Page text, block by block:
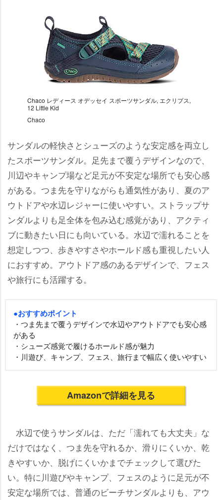
Chaco レディース オデッセイ スポーツサンダル, エクリプス,
12 Little Kid
Chaco
サンダルの軽快さとシューズのような安定感を両立し
たスポーツサンダル。足先まで覆うデザインなので、
川辺やキャンプ場など足元が不安定な場所でも安心感
がある。つま先を守りながらも通気性があり、夏のア
ウトドアや水辺レジャーに使いやすい。ストラップサ
ンダルよりも足全体を包み込む感覚があり、アクティ
ブに動きたい日にも向いている。水辺で濡れることを
想定しつつ、歩きやすさやホールド感も重視したい人
におすすめ。アウトドア感のあるデザインで、フェス
旅行にも活躍する。
●おすすめポイント
・つま先まで覆うデザインで水辺やアウトドアでも安心感
がある
・シューズ感覚で履けるホールド感が魅力
・川遊び、キャンプ、フェス、旅行まで幅広く使いやすい
Amazonで詳細を見る
水辺で使うサンダルは、ただ「濡れても大丈夫」な
だけではなく、つま先を守れるか、滑りにくいか、乾
きやすいか、脱げにくいかまでチェックして選びた
い。特に川遊びやキャンプ、フェスのように足元が不
安定な場所では、普通のビーチサンダルよりも、アウ